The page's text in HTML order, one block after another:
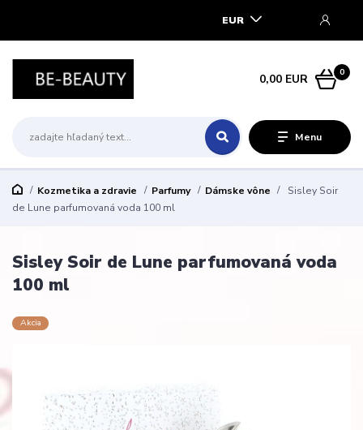
Menu
EUR
0
0,00 EUR
Kozmetika a zdravie Parfumy Dámske vône
Sisley Soir
de Lune parfumovaná voda 100 ml
Sisley Soir de Lune parfumovaná voda
100 ml
Akcia